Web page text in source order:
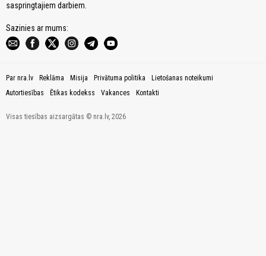
saspringtajiem darbiem.
Sazinies ar mums:
Par nra.lv Reklāma Misija Privātuma politika
Lietošanas noteikumi
Autortiesības
Ētikas kodekss Vakances Kontakti
Visas tiesības aizsargātas © nra.lv, 2026